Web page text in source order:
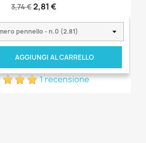
3,74 €2,81 €
AGGIUNGI AL CARRELLO
1 recensione